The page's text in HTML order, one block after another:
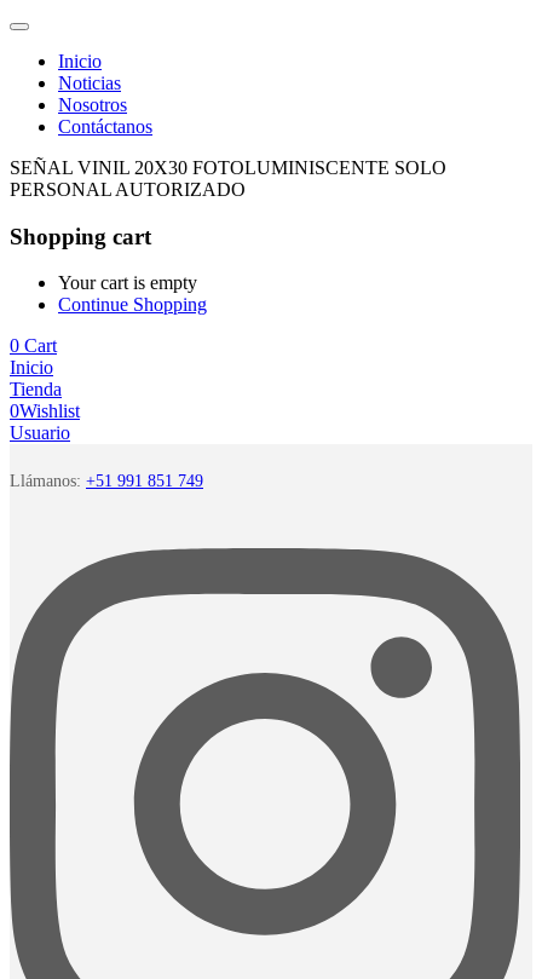
Inicio
Noticias
Nosotros
Contáctanos
SEÑAL VINIL 20X30 FOTOLUMINISCENTE SOLO
PERSONAL AUTORIZADO
Shopping cart
Your cart is empty
Continue Shopping
0 Cart
Inicio
Tienda
0Wishlist
Usuario
Llámanos: +51 991 851 749